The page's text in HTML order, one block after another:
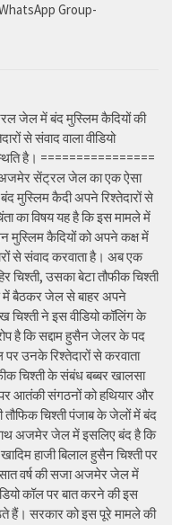
Group-
जेल में बंद मुस्लिम कैदियों की
से संवाद वाला वीडियो
है। ================
अजमेर सेंट्रल जेल का एक ऐसा
मुस्लिम कैदी अपने रिश्तेदारों से
का विषय यह है कि इस मामले में
मुस्लिम कैदियों को अपने कक्ष में
से संवाद करवाता है। अब एक
चिश्ती, उसका बेटा तौफीक चिश्ती
में बैठकर जेल से बाहर अपने
ने इस वीडियो कॉलिंग के
है कि सद्दाम हुसैन जेलर के पद
पर उनके रिश्तेदारों से करवाता
चिश्ती के संबंध बब्बर खालसा
आतंकी संगठनों को हथियार और
चिश्ती पंजाब के जेलों में बंद
साथ अजमेर जेल में इसलिए बंद है कि
हाजी बिलाल हुसैन चिश्ती पर
वर्ष की सजा अजमेर जेल में
कॉल पर बात करने की इस
हैं। सरकार को इस पूरे मामले की